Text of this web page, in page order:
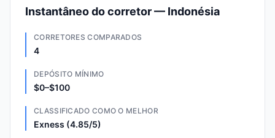
Instantâneo do corretor — Indonésia
CORRETORES COMPARADOS
4
DEPÓSITO MÍNIMO
$0–$100
CLASSIFICADO COMO O MELHOR
Exness (4.85/5)